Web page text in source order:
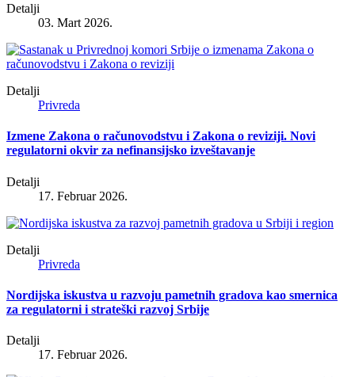
Detalji
03. Mart 2026.
Detalji
Privreda
Izmene Zakona o računovodstvu i Zakona o reviziji. Novi
regulatorni okvir za nefinansijsko izveštavanje
Detalji
17. Februar 2026.
Detalji
Privreda
Nordijska iskustva u razvoju pametnih gradova kao smernica
za regulatorni i strateški razvoj Srbije
Detalji
17. Februar 2026.